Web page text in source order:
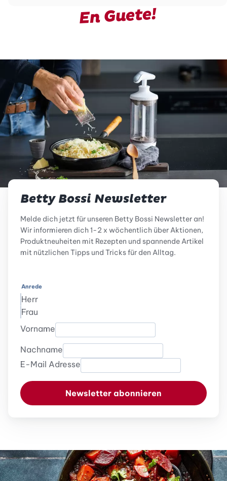
En Guete!
Betty Bossi Newsletter
Melde dich jetzt für unseren Betty Bossi Newsletter an!
Wir informieren dich 1-2 x wöchentlich über Aktionen,
Produktneuheiten mit Rezepten und spannende Artikel
mit nützlichen Tipps und Tricks für den Alltag.
Anrede
Herr
Frau
Vorname
Nachname
E-Mail Adresse
Newsletter abonnieren